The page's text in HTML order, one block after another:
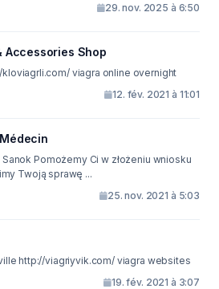
29. nov. 2025 à 6:50
Accessories Shop
new orleans viagra http://kloviagrli.com/ viagra online overnight
12. fév. 2021 à 11:01
Pomożemy Ci w złożeniu wniosku
Twoją sprawę ...
25. nov. 2021 à 5:03
viagra pills sale in greenville http://viagriyvik.com/ viagra websites
19. fév. 2021 à 3:07